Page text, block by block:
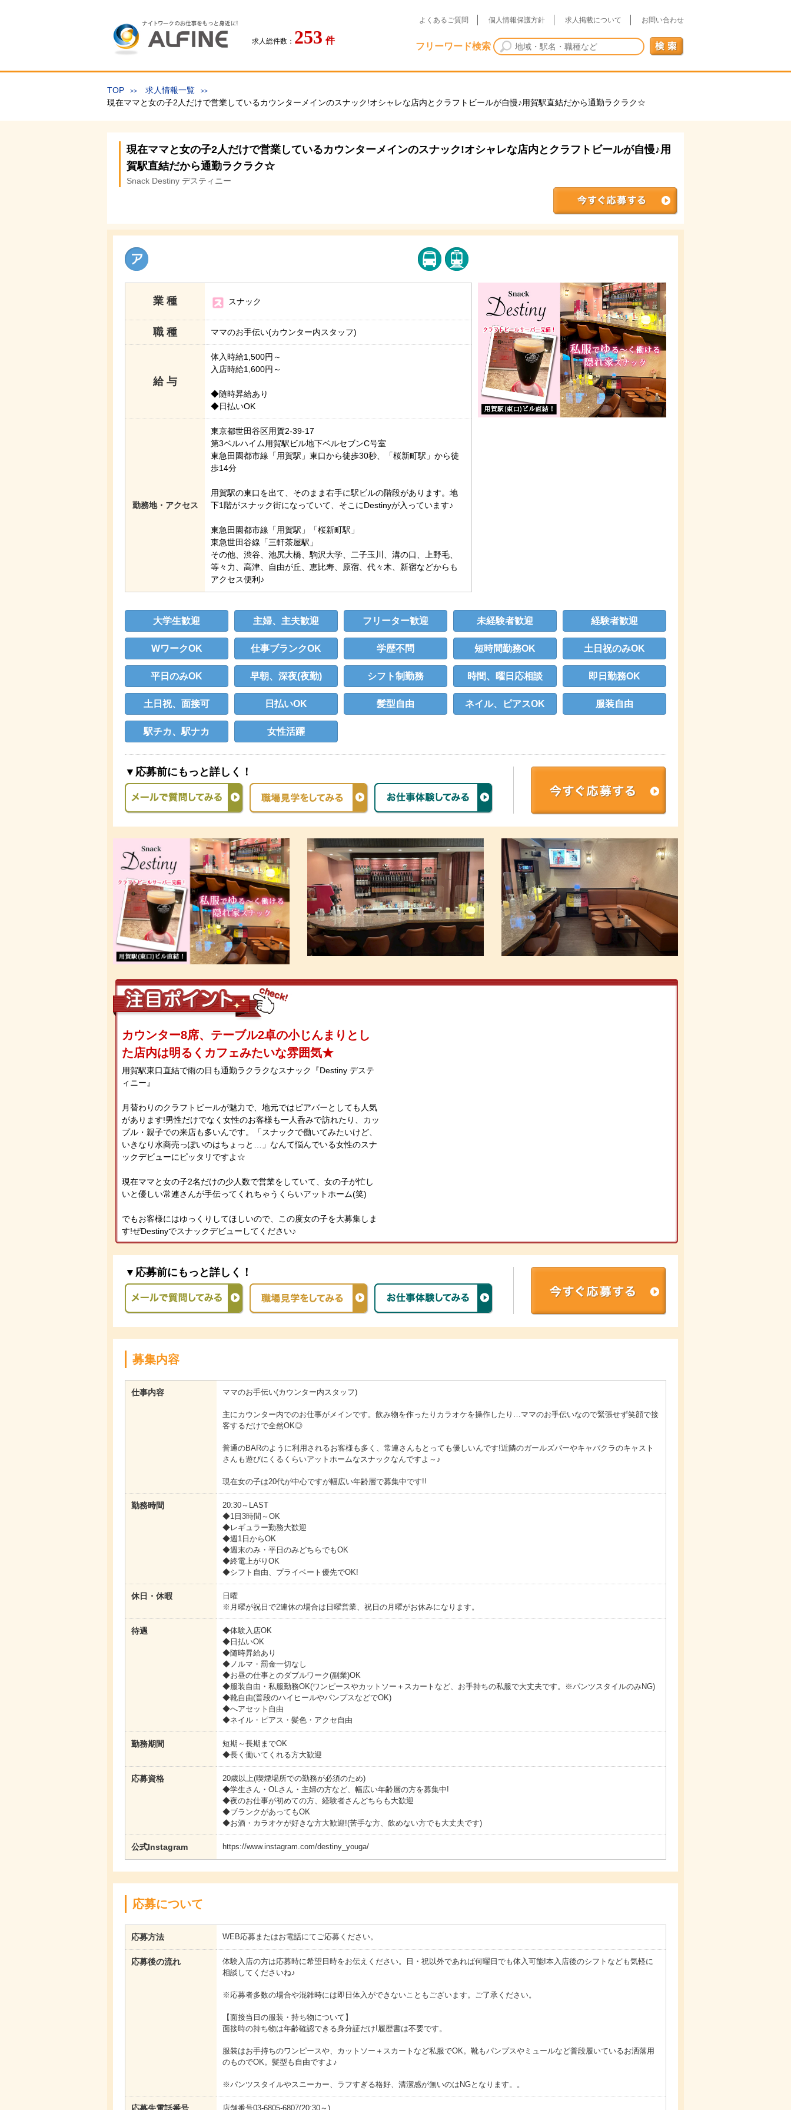
求人総件数： 253 件
よくあるご質問 個人情報保護方針 求人掲載について お問い合わせ
フリーワード検索
TOP
求人情報一覧
現在ママと女の子2人だけで営業しているカウンターメインのスナック!オシャレな店内とクラフトビールが自慢♪用賀駅直結だから通勤ラクラク☆
現在ママと女の子2人だけで営業しているカウンターメインのスナック!オシャレな店内とクラフトビールが自慢♪用
賀駅直結だから通勤ラクラク☆
Snack Destiny デスティニー
業 種 スナック
職 種 ママのお手伝い(カウンター内スタッフ)
給 与
体入時給1,500円～
入店時給1,600円～
◆随時昇給あり
◆日払いOK
勤務地・アクセス
東京都世田谷区用賀2-39-17
第3ベルハイム用賀駅ビル地下ベルセブンC号室
東急田園都市線「用賀駅」東口から徒歩30秒、「桜新町駅」から徒
歩14分
用賀駅の東口を出て、そのまま右手に駅ビルの階段があります。地
下1階がスナック街になっていて、そこにDestinyが入っています♪
東急田園都市線「用賀駅」「桜新町駅」
東急世田谷線「三軒茶屋駅」
その他、渋谷、池尻大橋、駒沢大学、二子玉川、溝の口、上野毛、
等々力、高津、自由が丘、恵比寿、原宿、代々木、新宿などからも
アクセス便利♪
大学生歓迎 主婦、主夫歓迎 フリーター歓迎 未経験者歓迎 経験者歓迎
WワークOK 仕事ブランクOK 学歴不問 短時間勤務OK 土日祝のみOK
平日のみOK 早朝、深夜(夜勤) シフト制勤務 時間、曜日応相談 即日勤務OK
土日祝、面接可 日払いOK 髪型自由 ネイル、ピアスOK 服装自由
駅チカ、駅ナカ 女性活躍
▼応募前にもっと詳しく！
カウンター8席、テーブル2卓の小じんまりとし
た店内は明るくカフェみたいな雰囲気★
用賀駅東口直結で雨の日も通勤ラクラクなスナック『Destiny デステ
ィニー』
月替わりのクラフトビールが魅力で、地元ではビアバーとしても人気
があります!男性だけでなく女性のお客様も一人呑みで訪れたり、カッ
プル・親子での来店も多いんです。「スナックで働いてみたいけど、
いきなり水商売っぽいのはちょっと…」なんて悩んでいる女性のスナ
ックデビューにピッタリですよ☆
現在ママと女の子2名だけの少人数で営業をしていて、女の子が忙し
いと優しい常連さんが手伝ってくれちゃうくらいアットホーム(笑)
でもお客様にはゆっくりしてほしいので、この度女の子を大募集しま
す!ぜDestinyでスナックデビューしてください♪
▼応募前にもっと詳しく！
募集内容
仕事内容 ママのお手伝い(カウンター内スタッフ)
主にカウンター内でのお仕事がメインです。飲み物を作ったりカラオケを操作したり…ママのお手伝いなので緊張せず笑顔で接
客するだけで全然OK◎
普通のBARのように利用されるお客様も多く、常連さんもとっても優しいんです!近隣のガールズバーやキャバクラのキャスト
さんも遊びにくるくらいアットホームなスナックなんですよ～♪
現在女の子は20代が中心ですが幅広い年齢層で募集中です!!
勤務時間
20:30～LAST
◆1日3時間～OK
◆レギュラー勤務大歓迎
◆週1日からOK
◆週末のみ・平日のみどちらでもOK
◆終電上がりOK
◆シフト自由、プライベート優先でOK!
休日・休暇
日曜
※月曜が祝日で2連休の場合は日曜営業、祝日の月曜がお休みになります。
待遇
◆体験入店OK
◆日払いOK
◆随時昇給あり
◆ノルマ・罰金一切なし
◆お昼の仕事とのダブルワーク(副業)OK
◆服装自由・私服勤務OK(ワンピースやカットソー＋スカートなど、お手持ちの私服で大丈夫です。※パンツスタイルのみNG)
◆靴自由(普段のハイヒールやパンプスなどでOK)
◆へアセット自由
◆ネイル・ピアス・髪色・アクセ自由
勤務期間
短期～長期までOK
◆長く働いてくれる方大歓迎
応募資格
20歳以上(喫煙場所での勤務が必須のため)
◆学生さん・OLさん・主婦の方など、幅広い年齢層の方を募集中!
◆夜のお仕事が初めての方、経験者さんどちらも大歓迎
◆ブランクがあってもOK
◆お酒・カラオケが好きな方大歓迎!(苦手な方、飲めない方でも大丈夫です)
公式Instagram https://www.instagram.com/destiny_youga/
応募について
応募方法 WEB応募またはお電話にてご応募ください。
応募後の流れ
体験入店の方は応募時に希望日時をお伝えください。日・祝以外であれば何曜日でも体入可能!本入店後のシフトなども気軽に
相談してくださいね♪
※応募者多数の場合や混雑時には即日体入ができないこともございます。ご了承ください。
【面接当日の服装・持ち物について】
面接時の持ち物は年齢確認できる身分証だけ!履歴書は不要です。
服装はお手持ちのワンピースや、カットソー＋スカートなど私服でOK。靴もパンプスやミュールなど普段履いているお洒落用
のものでOK。髪型も自由ですよ♪
※パンツスタイルやスニーカー、ラフすぎる格好、清潔感が無いのはNGとなります。。
店舗番号03-6805-6807(20:30～)